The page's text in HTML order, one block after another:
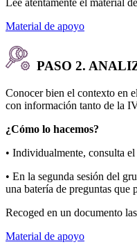
Lee atentamente el material
Material de apoyo
PASO 2.
Conocer bien el contexto en
con información tanto de la
¿Cómo lo hacemos?
• Individualmente, consulta
• En la segunda sesión del
una batería de preguntas que
Recoged en un documento
Material de apoyo